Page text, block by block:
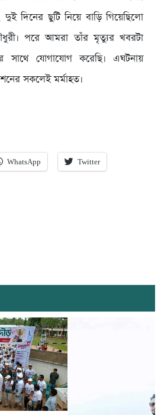
দুই দিনের ছুটি নিয়ে বাড়ি গিয়েছিলো
পরে আমরা তাঁর মৃত্যুর খবরটা
সাথে যোগাযোগ করেছি। এঘটনায়
সকলেই মর্মাহত।
WhatsApp Twitter